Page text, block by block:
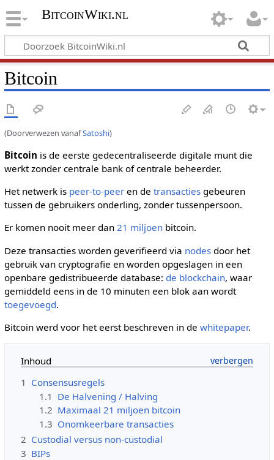
BitcoinWiki.nl
Bitcoin
(Doorverwezen vanafSatoshi)
Bitcoin is de eerste gedecentraliseerde digitale munt die
werkt zonder centrale bank of centrale beheerder.
Het netwerk is peer-to-peeren de transactiesgebeuren
tussen de gebruikers onderling, zonder tussenpersoon.
Er komen nooit meer dan 21 miljoenbitcoin.
Deze transacties worden geverifieerd via nodesdoor het
gebruik van cryptografie en worden opgeslagen in een
openbare gedistribueerde database: de blockchain, waar
gemiddeld eens in de 10 minuten een blok aan wordt
toegevoegd.
Bitcoin werd voor het eerst beschreven in de whitepaper.
Inhoud
1 Consensusregels
1.1 De Halvening / Halving
1.2 Maximaal 21 miljoen bitcoin
1.3 Onomkeerbare transacties
2 Custodial versus non-custodial
3 BIPs